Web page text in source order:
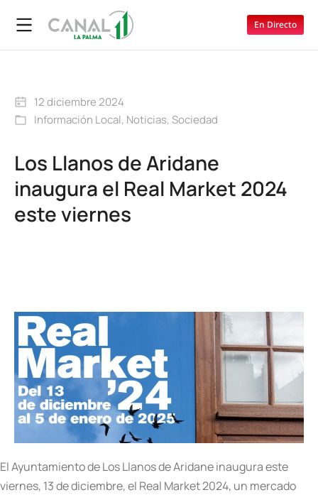
En Directo
12 diciembre 2024
Información Local, Noticias, Sociedad
Los Llanos de Aridane
inaugura el Real Market 2024
este viernes
El Ayuntamiento de Los Llanos de Aridane inaugura este
viernes, 13 de diciembre, el Real Market 2024, un mercado